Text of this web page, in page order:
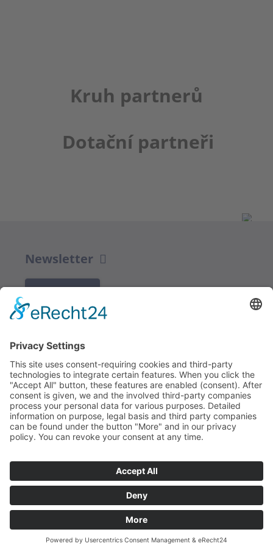
Kruh partnerů
Dotační partneři
Newsletter
Redakce bbkult.net
Centrum Bavaria Bohemia (CeBB)
Dr. Veronika Hofinger
Freyung 1, 92539 Schönsee
Tel.:+49 (0)9674 / 92 48 78
veronika.hofinger@cebb.de
bbkult.net
Ochrana osobních údajů